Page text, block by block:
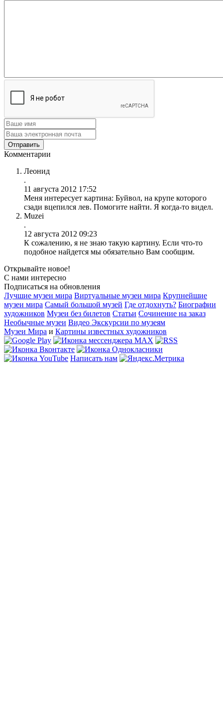
Комментарии
Леонид
.
11 августа 2012 17:52
Меня интересует картина: Буйвол, на крупе которого
сзади вцепился лев. Помогите найти. Я когда-то видел.
Muzei
.
12 августа 2012 09:23
К сожалению, я не знаю такую картину. Если что-то
подобное найдется мы обязательно Вам сообщим.
Открывайте новое!
С нами интересно
Подписаться на обновления
Лучшие музеи мира Виртуальные музеи мира Крупнейшие
музеи мира Самый большой музей Где отдохнуть? Биографии
художников Музеи без билетов Статьи Сочинение на заказ
Необычные музеи Видео Экскурсии по музеям
Музеи Мира и Картины известных художников
Написать нам